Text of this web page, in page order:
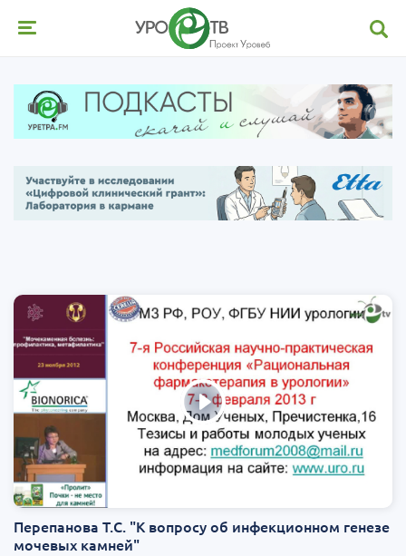
Перепанова Т.С. "К вопросу об инфекционном генезе
мочевых камней"